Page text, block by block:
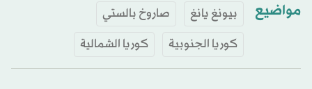
مواضيع بيونغ يانغ
صاروخ بالستي
كوريا الجنوبية
كوريا الشمالية